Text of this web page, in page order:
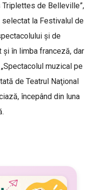
Triplettes de Belleville”,
selectat la Festivalul de
şi de
şi în limba franceză, dar
muzical pe
de Teatrul Naţional
începând din luna